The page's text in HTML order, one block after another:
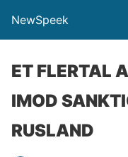
NewSpeek
ET FLERTAL
IMOD
RUSLAND